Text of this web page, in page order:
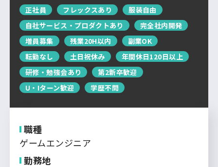
サービス概要 求人特集 よくあるご質問
運営会社について
企業担当者の方へ
お問い合わせ
北信越
東海
関西
中国・四国
九州・沖縄
正社員 フレックスあり
服装自由
自社サービス・プロダクトあり
完全社内開発
増員募集
残業20H以内
副業OK
転勤なし
土日祝休み
年間休日120日以上
研修・勉強会あり
第2新卒歓迎
U・Iターン歓迎
学歴不問
職種
ゲームエンジニア
勤務地